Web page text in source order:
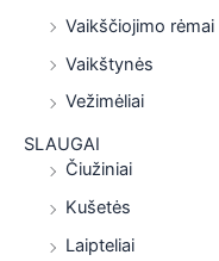
Vaikščiojimo rėmai
Vaikštynės
Vežimėliai
SLAUGAI
Čiužiniai
Kušetės
Laipteliai